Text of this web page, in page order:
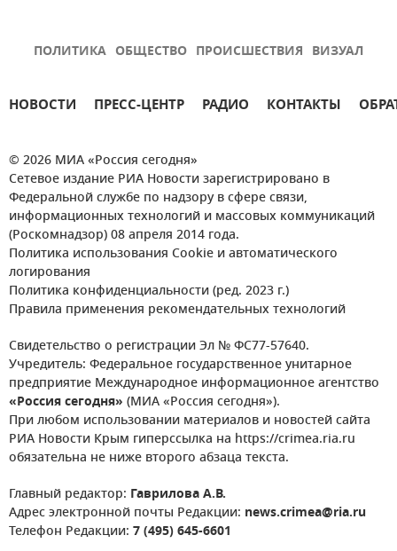
ПОЛИТИКА ОБЩЕСТВО ПРОИСШЕСТВИЯ ВИЗУАЛ
НОВОСТИ ПРЕСС-ЦЕНТР РАДИО КОНТАКТЫ
© 2026 МИА «Россия сегодня»
Сетевое издание РИА Новости зарегистрировано в
Федеральной службе по надзору в сфере связи,
информационных технологий и массовых коммуникаций
(Роскомнадзор) 08 апреля 2014 года.
Политика использования Cookie и автоматического
логирования
Политика конфиденциальности (ред. 2023 г.)
Правила применения рекомендательных технологий
Свидетельство о регистрации Эл № ФС77-57640.
Учредитель: Федеральное государственное унитарное
предприятие Международное информационное агентство
«Россия сегодня» (МИА «Россия сегодня»).
При любом использовании материалов и новостей сайта
РИА Новости Крым гиперссылка на https://crimea.ria.ru
обязательна не ниже второго абзаца текста.
Главный редактор: Гаврилова А.В.
Адрес электронной почты Редакции: news.crimea@ria.ru
Телефон Редакции: 7 (495) 645-6601